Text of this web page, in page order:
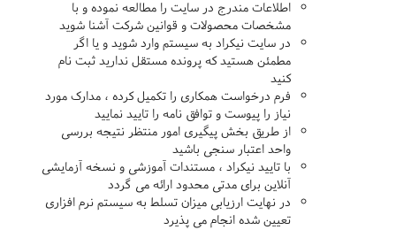
اطلاعات مندرج در سایت را مطالعه نموده و با
مشخصات محصولات و قوانین شرکت آشنا شوید
در سایت نیکراد به سیستم وارد شوید و یا اگر
مطمئن هستید که پرونده مستقل ندارید ثبت نام
کنید
فرم درخواست همکاری را تکمیل کرده ، مدارک مورد
نیاز را پیوست و توافق نامه را تایید نمایید
از طریق بخش پیگیری امور منتظر نتیجه بررسی
واحد اعتبار سنجی باشید
با تایید نیکراد ، مستندات آموزشی و نسخه آزمایشی
آنلاین برای مدتی محدود ارائه می گردد
در نهایت ارزیابی میزان تسلط به سیستم نرم افزاری
تعیین شده انجام می پذیرد